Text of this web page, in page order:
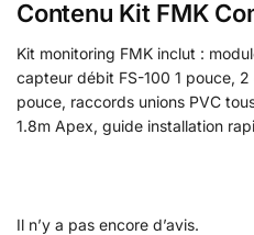
Contenu Kit FMK
Kit monitoring FMK inclut :
capteur débit FS-100 1 pouce,
pouce, raccords unions PVC
1.8m Apex, guide installation
Il n’y a pas encore d’avis.